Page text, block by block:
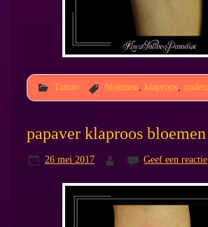
Tattoo bloemen, klaproos,
papaver klaproos
26 mei 2017 Geef een reactie